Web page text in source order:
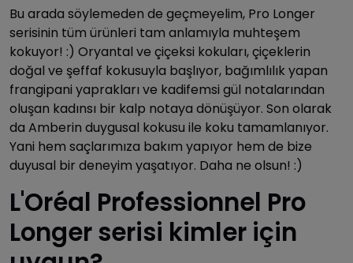
Bu arada söylemeden de geçmeyelim, Pro Longer
serisinin tüm ürünleri tam anlamıyla muhteşem
kokuyor! :) Oryantal ve çiçeksi kokuları, çiçeklerin
doğal ve şeffaf kokusuyla başlıyor, bağımlılık yapan
frangipani yaprakları ve kadifemsi gül notalarından
oluşan kadınsı bir kalp notaya dönüşüyor. Son olarak
da Amberin duygusal kokusu ile koku tamamlanıyor.
Yani hem saçlarımıza bakım yapıyor hem de bize
duyusal bir deneyim yaşatıyor. Daha ne olsun! :)
L'Oréal Professionnel Pro
Longer serisi kimler için